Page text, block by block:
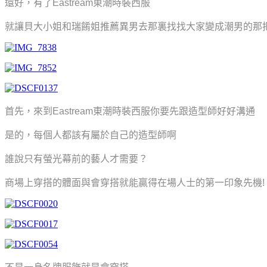
還好，有了Eastream東潮時裝西服
就讓貝大小姐和瑞餚姐推薦異男去那裏找找大家變成潮男的那
首先，來到Eastream東潮時裝西服你要先跟造型師好好溝通
是的，每個人都該有屬於自己的造型師啊
誰說只有螢光幕前的藝人才需要？
商場上穿搭的體面與會穿搭就能贏得在場人士的第一印象先機!